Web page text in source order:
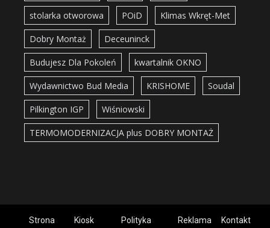
stolarka otworowa POiD Klimas Wkręt-Met
Dobry Montaż Deceuninck
Budujesz Dla Pokoleń kwartalnik OKNO
Wydawnictwo Bud Media KRISHOME Soudal
Pilkington IGP Wiśniowski
TERMOMODERNIZACJA plus DOBRY MONTAŻ
Strona Kiosk Polityka Reklama Kontakt